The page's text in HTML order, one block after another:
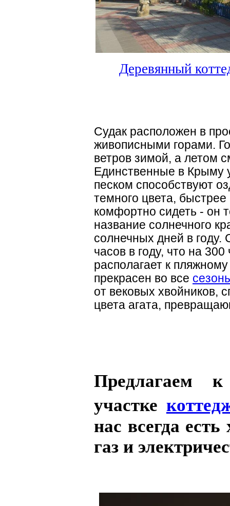
Деревянный
Судак расположен в
живописными горами.
ветров зимой, а летом
Единственные в Крыму
песком способствуют
темного цвета,
комфортно сидеть - он
название солнечного
солнечных дней в году.
часов в году, что на
располагает к
прекрасен во все
от вековых хвойников,
цвета агата,
Предлагаем
участке
нас всегда
газ и